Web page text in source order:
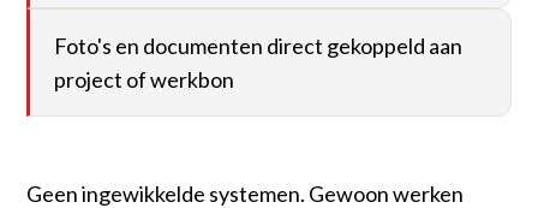
Foto's en documenten direct gekoppeld aan
project of werkbon
Geen ingewikkelde systemen. Gewoon werken